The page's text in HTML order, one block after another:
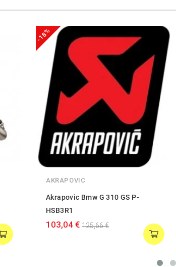
-18%
AKRAPOVIC
Akrapovic Bmw G 310 GS P-
HSB3R1
103,04 € 125,66 €